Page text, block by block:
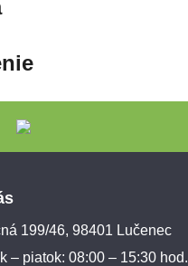
199/46, 98401 Lučenec
– piatok: 08:00 – 15:30 hod.